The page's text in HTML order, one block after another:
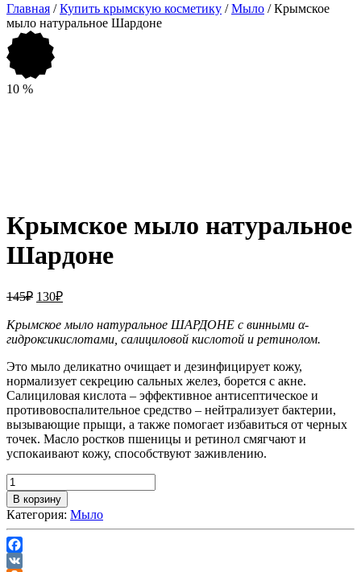
Главная /Купить крымскую косметику /Мыло / Крымское
мыло натуральное Шардоне
10 %
Крымское мыло натуральное
Шардоне
145₽ 130₽
Крымское мыло натуральное ШАРДОНЕ с винными α-
гидроксикислотами, салициловой кислотой и ретинолом.
Это мыло деликатно очищает и дезинфицирует кожу,
нормализует секрецию сальных желез, борется с акне.
Салициловая кислота – эффективное антисептическое и
противовоспалительное средство – нейтрализует бактерии,
вызывающие прыщи, а также помогает избавиться от черных
точек. Масло ростков пшеницы и ретинол смягчают и
успокаивают кожу, способствуют заживлению.
В корзину
Категория: Мыло
Facebook